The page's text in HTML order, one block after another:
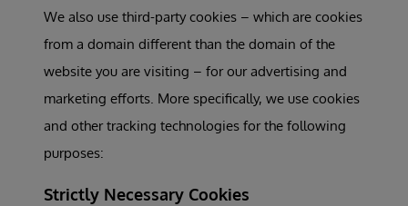
We also use third-party cookies – which are cookies
from a domain different than the domain of the
website you are visiting – for our advertising and
marketing efforts. More specifically, we use cookies
and other tracking technologies for the following
purposes:
Strictly Necessary Cookies